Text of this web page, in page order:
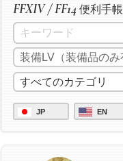
FFXIV / FF14 便利手帳
JP EN